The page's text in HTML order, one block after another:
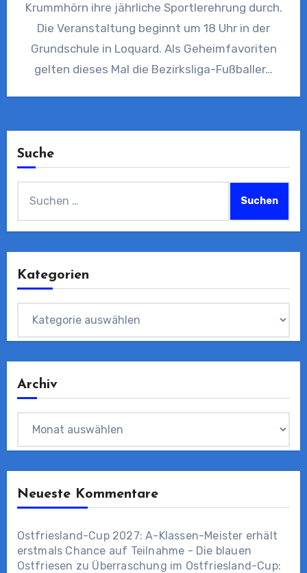
Krummhörn ihre jährliche Sportlerehrung durch.
Die Veranstaltung beginnt um 18 Uhr in der
Grundschule in Loquard. Als Geheimfavoriten
gelten dieses Mal die Bezirksliga-Fußballer…
Suche
Kategorien
Archiv
Neueste Kommentare
Ostfriesland-Cup 2027: A-Klassen-Meister erhält
erstmals Chance auf Teilnahme - Die blauen
Ostfriesen zu Überraschung im Ostfriesland-Cup: